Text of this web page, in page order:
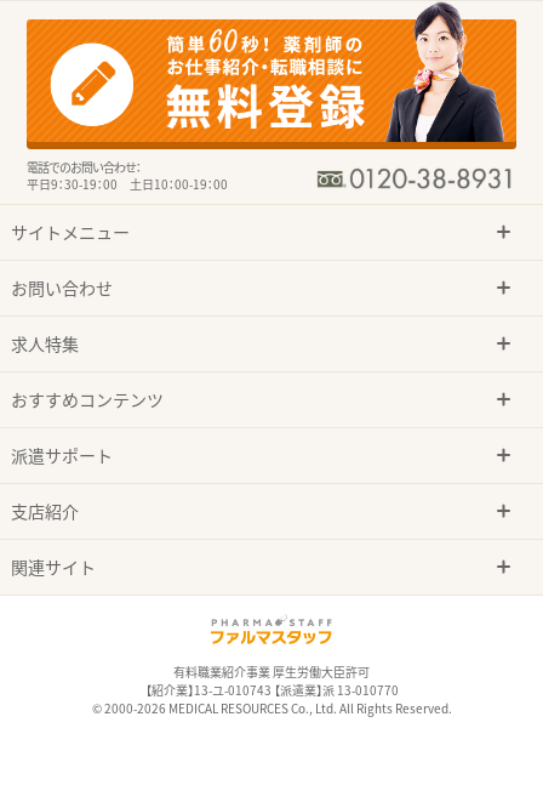
電話でのお問い合わせ：
平日9：30-19：00 土日10：00-19：00
サイトメニュー
お問い合わせ
求人特集
おすすめコンテンツ
派遣サポート
支店紹介
関連サイト
有料職業紹介事業 厚生労働大臣許可
【紹介業】13-ユ-010743 【派遣業】派 13-010770
© 2000-2026 MEDICAL RESOURCES Co., Ltd. All Rights Reserved.